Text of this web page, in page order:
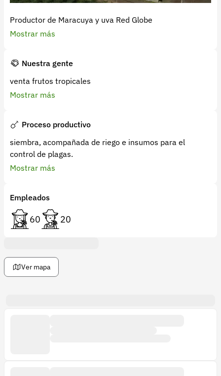
Productor de Maracuya y uva Red Globe
Mostrar más
Nuestra gente
venta frutos tropicales
Mostrar más
Proceso productivo
siembra, acompañada de riego e insumos para el
control de plagas.
Mostrar más
Empleados
60 20
Ver mapa